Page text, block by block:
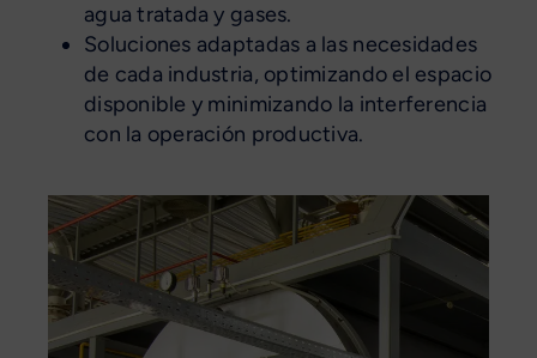
agua tratada y gases.
Soluciones adaptadas a las necesidades
de cada industria, optimizando el espacio
disponible y minimizando la interferencia
con la operación productiva.